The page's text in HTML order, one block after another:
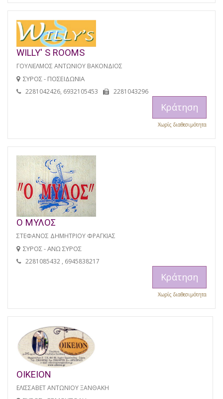
WILLY' S ROOMS
ΓΟΥΛΙΕΛΜΟΣ ΑΝΤΩΝΙΟΥ ΒΑΚΟΝΔΙΟΣ
ΣΥΡΟΣ - ΠΟΣΕΙΔΩΝΙΑ
2281042426, 6932105453 2281043296
Κράτηση
Χωρίς διαθεσιμότητα
Ο ΜΥΛΟΣ
ΣΤΕΦΑΝΟΣ ΔΗΜΗΤΡΙΟΥ ΦΡΑΓΚΙΑΣ
ΣΥΡΟΣ - ΑΝΩ ΣΥΡΟΣ
2281085432 , 6945838217
Κράτηση
Χωρίς διαθεσιμότητα
ΟΙΚΕΙΟΝ
ΕΛΙΣΣΑΒΕΤ ΑΝΤΩΝΙΟΥ ΞΑΝΘΑΚΗ